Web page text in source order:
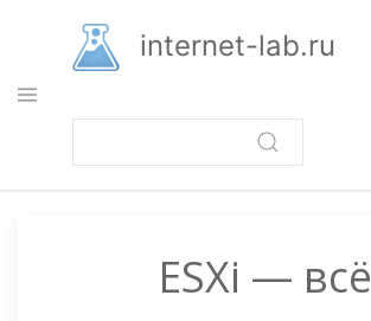
основному
содержанию
internet-lab.ru
ESXi — всё